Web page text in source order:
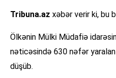
Tribuna.az xəbər verir ki, bu
Ölkənin Mülki Müdafiə
nəticəsində 630 nəfər
düşüb.